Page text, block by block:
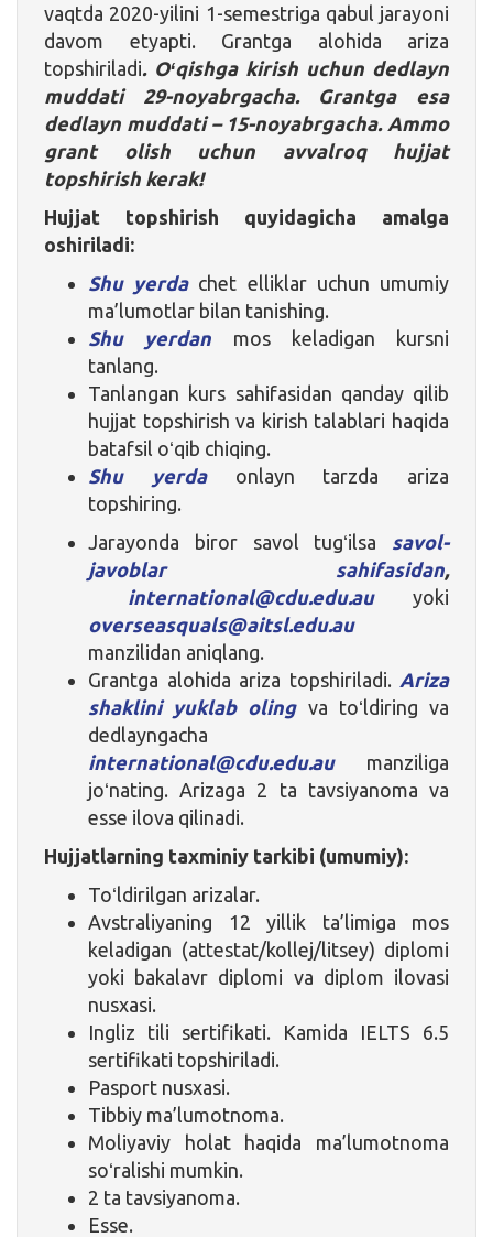
vaqtda 2020-yilini 1-semestriga qabul jarayoni
davom etyapti. Grantga alohida ariza
topshiriladi. Oʻqishga kirish uchun dedlayn
muddati 29-noyabrgacha. Grantga esa
dedlayn muddati – 15-noyabrgacha. Ammo
grant olish uchun avvalroq hujjat
topshirish kerak!
Hujjat topshirish quyidagicha amalga
oshiriladi:
Shu yerdachet elliklar uchun umumiy
ma’lumotlar bilan tanishing.
Shu yerdan mos keladigan kursni
tanlang.
Tanlangan kurs sahifasidan qanday qilib
hujjat topshirish va kirish talablari haqida
batafsil oʻqib chiqing.
Shu yerdaonlayn tarzda ariza
topshiring.
Jarayonda biror savol tugʻilsa savol-
javoblar sahifasidan,
international@cdu.edu.auyoki
overseasquals@aitsl.edu.au
manzilidan aniqlang.
Grantga alohida ariza topshiriladi. Ariza
shaklini yuklab olingva toʻldiring va
dedlayngacha
international@cdu.edu.aumanziliga
joʻnating. Arizaga 2 ta tavsiyanoma va
esse ilova qilinadi.
Hujjatlarning taxminiy tarkibi (umumiy):
Toʻldirilgan arizalar.
Avstraliyaning 12 yillik ta’limiga mos
keladigan (attestat/kollej/litsey) diplomi
yoki bakalavr diplomi va diplom ilovasi
nusxasi.
Ingliz tili sertifikati. Kamida IELTS 6.5
sertifikati topshiriladi.
Pasport nusxasi.
Tibbiy ma’lumotnoma.
Moliyaviy holat haqida ma’lumotnoma
soʻralishi mumkin.
2 ta tavsiyanoma.
Esse.